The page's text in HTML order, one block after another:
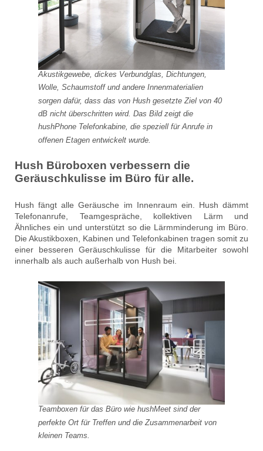
Akustikgewebe, dickes Verbundglas, Dichtungen,
Wolle, Schaumstoff und andere Innenmaterialien
sorgen dafür, dass das von Hush gesetzte Ziel von 40
dB nicht überschritten wird. Das Bild zeigt die
hushPhone Telefonkabine, die speziell für Anrufe in
offenen Etagen entwickelt wurde.
Hush Büroboxen verbessern die
Geräuschkulisse im Büro für alle.
Hush fängt alle Geräusche im Innenraum ein. Hush dämmt
Telefonanrufe, Teamgespräche, kollektiven Lärm und
Ähnliches ein und unterstützt so die Lärmminderung im Büro.
Die Akustikboxen, Kabinen und Telefonkabinen tragen somit zu
einer besseren Geräuschkulisse für die Mitarbeiter sowohl
innerhalb als auch außerhalb von Hush bei.
Teamboxen für das Büro wie hushMeet sind der
perfekte Ort für Treffen und die Zusammenarbeit von
kleinen Teams.